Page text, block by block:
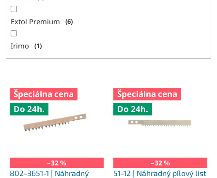
Extol Premium 6
Irimo 1
V
Špeciálna cena
Do 24h.
–32 %
802-3651-1 | Náhradný
Špeciálna cena
Do 24h.
–32 %
51-12 | Náhradný pílový list